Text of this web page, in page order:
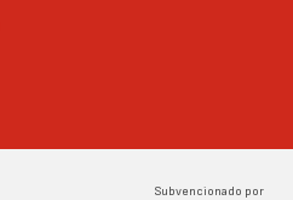
Subvencionado por